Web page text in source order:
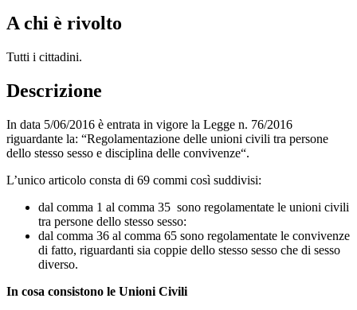
A chi è rivolto
Tutti i cittadini.
Descrizione
In data 5/06/2016 è entrata in vigore la Legge n. 76/2016
riguardante la: “Regolamentazione delle unioni civili tra persone
dello stesso sesso e disciplina delle convivenze“.
L’unico articolo consta di 69 commi così suddivisi:
dal comma 1 al comma 35 sono regolamentate le unioni civili
tra persone dello stesso sesso:
dal comma 36 al comma 65 sono regolamentate le convivenze
di fatto, riguardanti sia coppie dello stesso sesso che di sesso
diverso.
In cosa consistono le Unioni Civili